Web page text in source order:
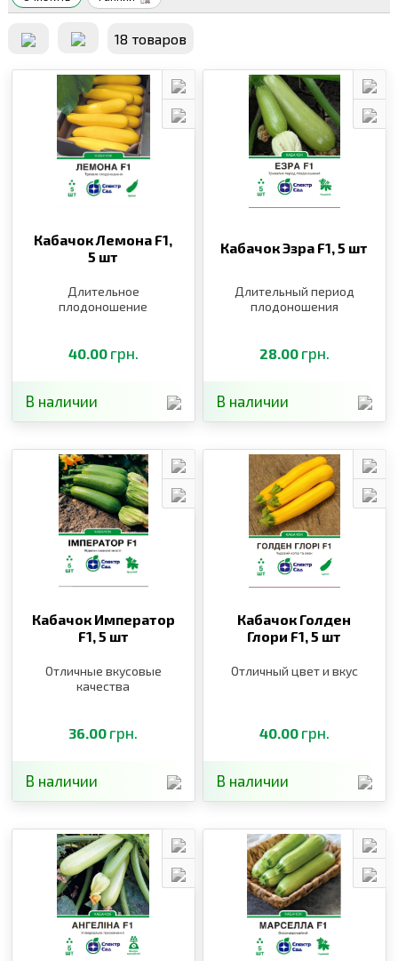
18 товаров
Кабачок Лемона F1,
5 шт
Длительное
плодоношение
40.00 грн.
В наличии
Кабачок Эзра F1,5 шт
Длительный период
плодоношения
28.00 грн.
В наличии
Кабачок Император
F1,5 шт
Отличные вкусовые
качества
36.00 грн.
В наличии
Кабачок Голден
Глори F1,5 шт
Отличный цвет и вкус
40.00 грн.
В наличии